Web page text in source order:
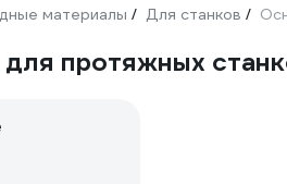
материалы / Для станков /
протяжных